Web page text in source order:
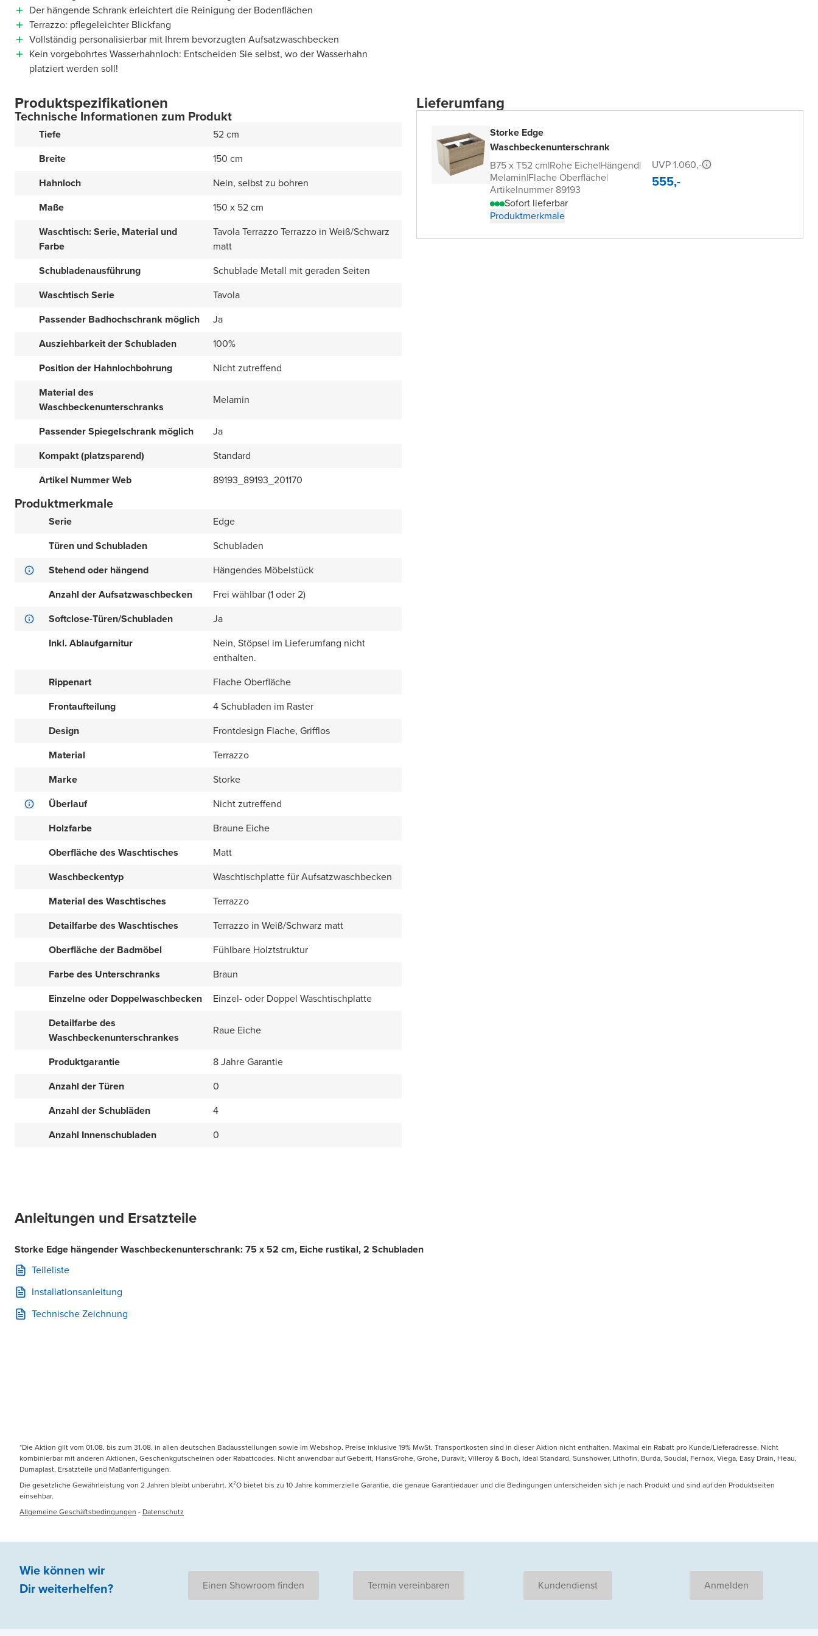
Der hängende Schrank erleichtert die Reinigung der Bodenflächen
Terrazzo: pflegeleichter Blickfang
Vollständig personalisierbar mit Ihrem bevorzugten Aufsatzwaschbecken
Kein vorgebohrtes Wasserhahnloch: Entscheiden Sie selbst, wo der Wasserhahn
platziert werden soll!
Produktspezifikationen
Technische Informationen zum Produkt
Tiefe
52 cm
Breite
150 cm
Hahnloch
Nein, selbst zu bohren
Maße
150 x 52 cm
Waschtisch: Serie, Material und
Farbe
Tavola Terrazzo Terrazzo in Weiß/Schwarz
matt
Schubladenausführung
Schublade Metall mit geraden Seiten
Waschtisch Serie
Tavola
Passender Badhochschrank möglich
Ja
Ausziehbarkeit der Schubladen
100%
Position der Hahnlochbohrung
Nicht zutreffend
Material des
Waschbeckenunterschranks
Melamin
Passender Spiegelschrank möglich
Ja
Kompakt (platzsparend)
Standard
Artikel Nummer Web
89193_89193_201170
Produktmerkmale
Serie
Edge
Türen und Schubladen
Schubladen
Stehend oder hängend
Hängendes Möbelstück
Anzahl der Aufsatzwaschbecken
Frei wählbar (1 oder 2)
Softclose-Türen/Schubladen
Ja
Inkl. Ablaufgarnitur
Nein, Stöpsel im Lieferumfang nicht
enthalten.
Rippenart
Flache Oberfläche
Frontaufteilung
4 Schubladen im Raster
Design
Frontdesign Flache, Grifflos
Material
Terrazzo
Marke
Storke
Überlauf
Nicht zutreffend
Holzfarbe
Braune Eiche
Oberfläche des Waschtisches
Matt
Waschbeckentyp
Waschtischplatte für Aufsatzwaschbecken
Material des Waschtisches
Terrazzo
Detailfarbe des Waschtisches
Terrazzo in Weiß/Schwarz matt
Oberfläche der Badmöbel
Fühlbare Holztstruktur
Farbe des Unterschranks
Braun
Einzelne oder Doppelwaschbecken
Einzel- oder Doppel Waschtischplatte
Detailfarbe des
Waschbeckenunterschrankes
Raue Eiche
Produktgarantie
8 Jahre Garantie
Anzahl der Türen
0
Anzahl der Schubläden
4
Anzahl Innenschubladen
0
Lieferumfang
Storke Edge
Waschbeckenunterschrank
B75 x T52 cm|Rohe Eiche|Hängend|
Melamin|Flache Oberfläche|
Artikelnummer 89193
Sofort lieferbar
Produktmerkmale
UVP 1.060,-
555,-
Anleitungen und Ersatzteile
Storke Edge hängender Waschbeckenunterschrank: 75 x 52 cm, Eiche rustikal, 2 Schubladen
Teileliste
Installationsanleitung
Technische Zeichnung
*Die Aktion gilt vom 01.08. bis zum 31.08. in allen deutschen Badausstellungen sowie im Webshop. Preise inklusive 19% MwSt. Transportkosten sind in dieser Aktion nicht enthalten. Maximal ein Rabatt pro Kunde/Lieferadresse. Nicht
kombinierbar mit anderen Aktionen, Geschenkgutscheinen oder Rabattcodes. Nicht anwendbar auf Geberit, HansGrohe, Grohe, Duravit, Villeroy & Boch, Ideal Standard, Sunshower, Lithofin, Burda, Soudal, Fernox, Viega, Easy Drain, Heau,
Dumaplast, Ersatzteile und Maßanfertigungen.
Die gesetzliche Gewährleistung von 2 Jahren bleibt unberührt. X²O bietet bis zu 10 Jahre kommerzielle Garantie, die genaue Garantiedauer und die Bedingungen unterscheiden sich je nach Produkt und sind auf den Produktseiten
einsehbar.
Allgemeine Geschäftsbedingungen - Datenschutz
Wie können wir
Dir weiterhelfen? Einen Showroom finden Termin vereinbaren Kundendienst Anmelden